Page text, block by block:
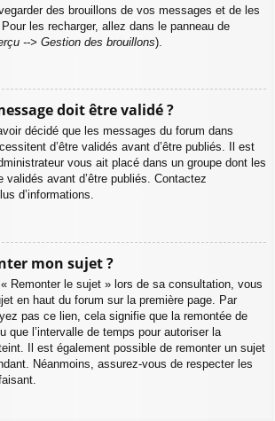
des brouillons de vos messages et de les
les recharger, allez dans le panneau de
--> Gestion des brouillons).
doit être validé ?
décidé que les messages du forum dans
d’être validés avant d’être publiés. Il est
vous ait placé dans un groupe dont les
validés avant d’être publiés. Contactez
d’informations.
mon sujet ?
Remonter le sujet » lors de sa consultation, vous
en haut du forum sur la première page. Par
pas ce lien, cela signifie que la remontée de
que l’intervalle de temps pour autoriser la
Il est également possible de remonter un sujet
Néanmoins, assurez-vous de respecter les